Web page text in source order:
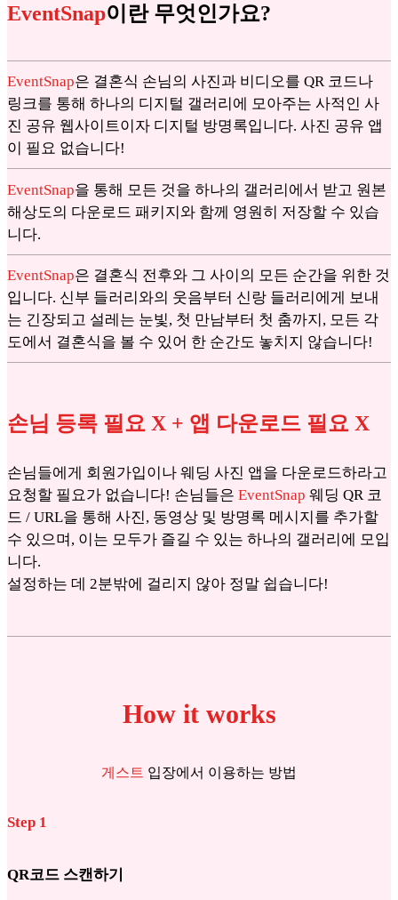
EventSnap이란 무엇인가요?
EventSnap은 결혼식 손님의 사진과 비디오를 QR 코드나
링크를 통해 하나의 디지털 갤러리에 모아주는 사적인 사
진 공유 웹사이트이자 디지털 방명록입니다. 사진 공유 앱
이 필요 없습니다!
EventSnap을 통해 모든 것을 하나의 갤러리에서 받고 원본
해상도의 다운로드 패키지와 함께 영원히 저장할 수 있습
니다.
EventSnap은 결혼식 전후와 그 사이의 모든 순간을 위한 것
입니다. 신부 들러리와의 웃음부터 신랑 들러리에게 보내
는 긴장되고 설레는 눈빛, 첫 만남부터 첫 춤까지, 모든 각
도에서 결혼식을 볼 수 있어 한 순간도 놓치지 않습니다!
손님 등록 필요 X + 앱 다운로드 필요 X
손님들에게 회원가입이나 웨딩 사진 앱을 다운로드하라고
요청할 필요가 없습니다! 손님들은 EventSnap 웨딩 QR 코
드 / URL을 통해 사진, 동영상 및 방명록 메시지를 추가할
수 있으며, 이는 모두가 즐길 수 있는 하나의 갤러리에 모입
니다.
설정하는 데 2분밖에 걸리지 않아 정말 쉽습니다!
How it works
게스트 입장에서 이용하는 방법
Step 1
QR코드 스캔하기